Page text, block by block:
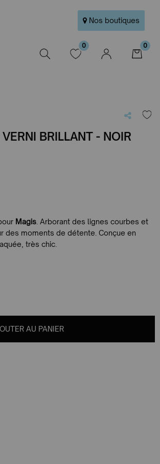
Nos boutiques
0 0
BRILLANT - NOIR
Magis . Arborant des lignes courbes et
des moments de détente. Conçue en
très chic.
AU PANIER